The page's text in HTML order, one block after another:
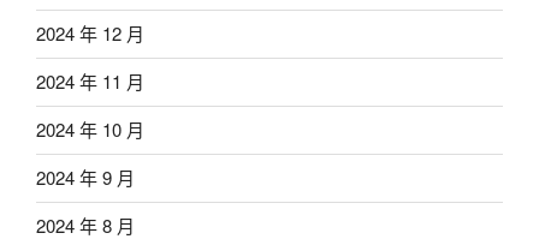
2024 年 12 月
2024 年 11 月
2024 年 10 月
2024 年 9 月
2024 年 8 月